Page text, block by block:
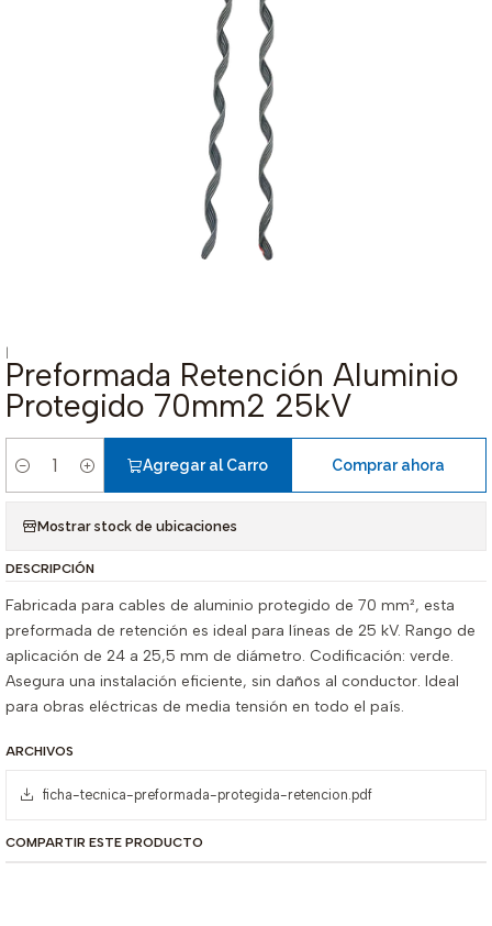
|
Preformada Retención Aluminio
Protegido 70mm2 25kV
Cantidad
Agregar al Carro Comprar ahora
Mostrar stock de ubicaciones
DESCRIPCIÓN
Fabricada para cables de aluminio protegido de 70 mm², esta
preformada de retención es ideal para líneas de 25 kV. Rango de
aplicación de 24 a 25,5 mm de diámetro. Codificación: verde.
Asegura una instalación eficiente, sin daños al conductor. Ideal
para obras eléctricas de media tensión en todo el país.
ARCHIVOS
ficha-tecnica-preformada-protegida-retencion.pdf
COMPARTIR ESTE PRODUCTO